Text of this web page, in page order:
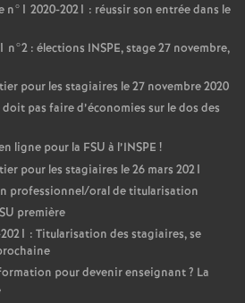
2020-2021 : réussir son entrée dans le
n°2 : élections INSPE, stage 27 novembre,
pour les stagiaires le 27 novembre 2020
pas faire d’économies sur le dos des
ligne pour la FSU à l’INSPE !
pour les stagiaires le 26 mars 2021
professionnel/oral de titularisation
première
: Titularisation des stagiaires, se
pour devenir enseignant? La